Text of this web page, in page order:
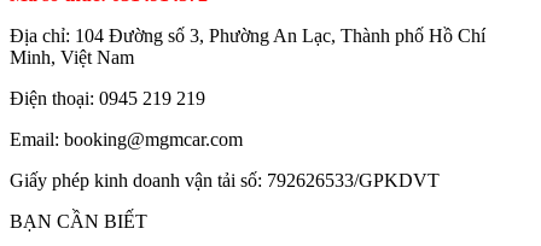
Địa chỉ: 104 Đường số 3, Phường An Lạc, Thành phố Hồ Chí
Minh, Việt Nam
Điện thoại: 0945 219 219
Email: booking@mgmcar.com
Giấy phép kinh doanh vận tải số: 792626533/GPKDVT
BẠN CẦN BIẾT